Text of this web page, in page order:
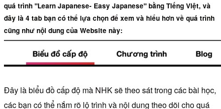
quá trình "Learn Japanese- Easy Japanese" bằng Tiếng Việt, và
đây là 4 tab bạn có thể lựa chọn để xem và hiểu hơn về quá trình
cũng như nội dung của Website này:
Đây là biểu đồ cấp độ mà NHK sẽ theo sát trong các bài học,
các bạn có thể nắm rõ lộ trình và nội dung theo dõi cho quá